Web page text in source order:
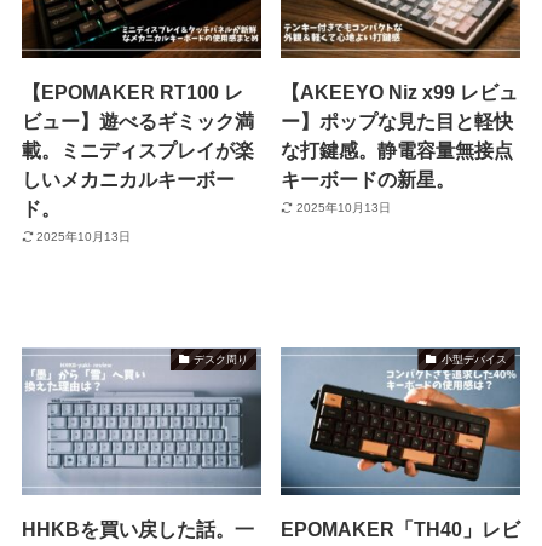
【EPOMAKER RT100 レ
ビュー】遊べるギミック満
載。ミニディスプレイが楽
しいメカニカルキーボー
ド。
2025年10月13日
【AKEEYO Niz x99 レビュ
ー】ポップな見た目と軽快
な打鍵感。静電容量無接点
キーボードの新星。
2025年10月13日
デスク周り
HHKBを買い戻した話。一
小型デバイス
EPOMAKER「TH40」レビ